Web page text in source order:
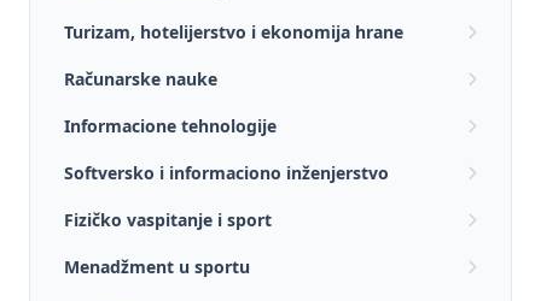
Turizam, hotelijerstvo i ekonomija hrane
Računarske nauke
Informacione tehnologije
Softversko i informaciono inženjerstvo
Fizičko vaspitanje i sport
Menadžment u sportu